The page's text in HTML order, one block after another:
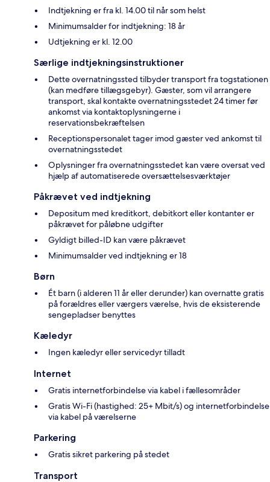
Indtjekning er fra kl. 14.00 til når som helst
Minimumsalder for indtjekning: 18 år
Udtjekning er kl. 12.00
Særlige indtjekningsinstruktioner
Dette overnatningssted tilbyder transport fra togstationen
(kan medføre tillægsgebyr). Gæster, som vil arrangere
transport, skal kontakte overnatningsstedet 24 timer før
ankomst via kontaktoplysningerne i
reservationsbekræftelsen
Receptionspersonalet tager imod gæster ved ankomst til
overnatningsstedet
Oplysninger fra overnatningsstedet kan være oversat ved
hjælp af automatiserede oversættelsesværktøjer
Påkrævet ved indtjekning
Depositum med kreditkort, debitkort eller kontanter er
påkrævet for påløbne udgifter
Gyldigt billed-ID kan være påkrævet
Minimumsalder ved indtjekning er 18
Børn
Ét barn (i alderen 11 år eller derunder) kan overnatte gratis
på forældres eller værgers værelse, hvis de eksisterende
sengepladser benyttes
Kæledyr
Ingen kæledyr eller servicedyr tilladt
Internet
Gratis internetforbindelse via kabel i fællesområder
Gratis Wi-Fi (hastighed: 25+ Mbit/s) og internetforbindelse
via kabel på værelserne
Parkering
Gratis sikret parkering på stedet
Transport